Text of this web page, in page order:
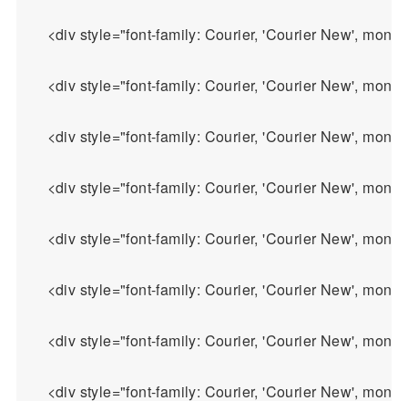
<div style="font-family: Courier, 'Courier New',
<div style="font-family: Courier, 'Courier New',
<div style="font-family: Courier, 'Courier New',
<div style="font-family: Courier, 'Courier New',
<div style="font-family: Courier, 'Courier New',
<div style="font-family: Courier, 'Courier New',
<div style="font-family: Courier, 'Courier New',
<div style="font-family: Courier, 'Courier New',